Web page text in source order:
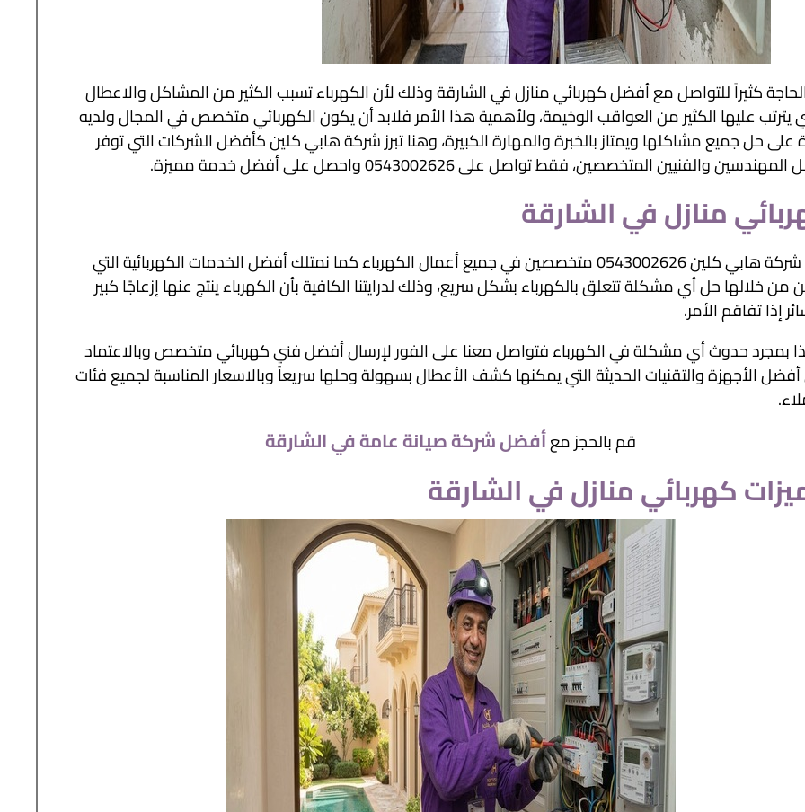
كثيراً للتواصل مع أفضل كهربائي منازل في الشارقة وذلك لأن الكهرباء تسبب الكثير من المشاكل والاعطال
يترتب عليها الكثير من العواقب الوخيمة، ولأهمية هذا الأمر فلابد أن يكون الكهربائي متخصص في المجال ولديه
على حل جميع مشاكلها ويمتاز بالخبرة والمهارة الكبيرة، وهنا تبرز شركة هابي كلين كأفضل الشركات التي توفر
والفنيين المتخصصين، فقط تواصل على 0543002626 واحصل على أفضل خدمة مميزة.
منازل في الشارقة
نحن شركة هابي كلين 0543002626 متخصصين في جميع أعمال الكهرباء كما نمتلك أفضل الخدمات الكهربائية التي
من خلالها حل أي مشكلة تتعلق بالكهرباء بشكل سريع، وذلك لدرايتنا الكافية بأن الكهرباء ينتج عنها إزعاجًا كبير
إذا تفاقم الأمر.
بمجرد حدوث أي مشكلة في الكهرباء فتواصل معنا على الفور لإرسال أفضل فني كهربائي متخصص وبالاعتماد
الأجهزة والتقنيات الحديثة التي يمكنها كشف الأعطال بسهولة وحلها سريعاً وبالاسعار المناسبة لجميع فئات
قم بالحجز معأفضل شركة صيانة عامة في الشارقة
كهربائي منازل في الشارقة